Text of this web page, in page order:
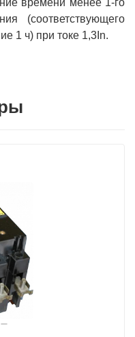
времени менее 1-го
(соответствующего
1 ч) при токе 1,3In.